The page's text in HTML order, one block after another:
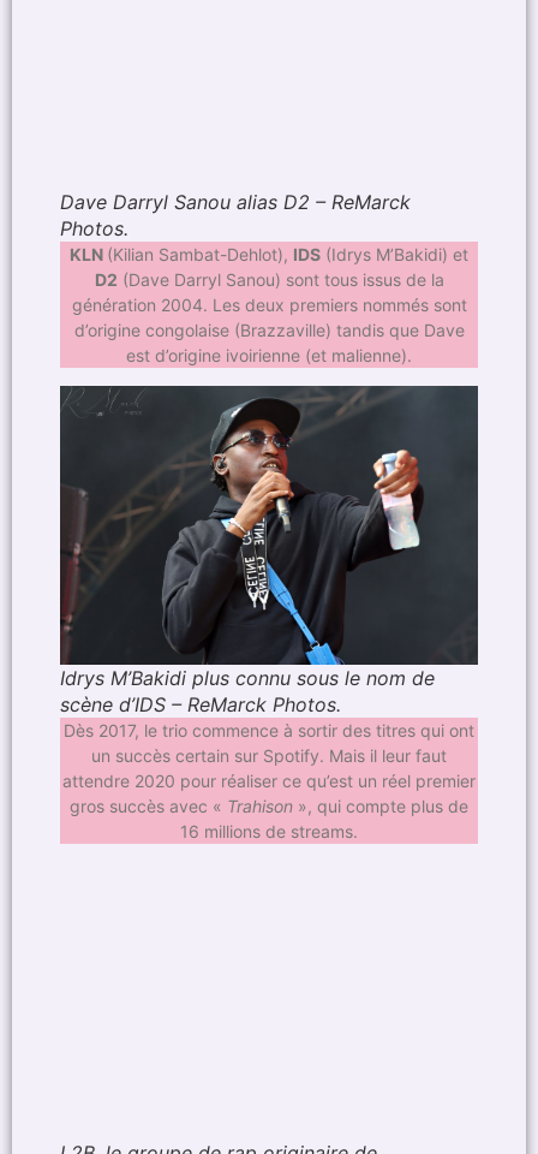
Dave Darryl Sanou alias D2 – ReMarck
Photos.
KLN (Kilian Sambat-Dehlot), IDS (Idrys M’Bakidi) et
D2 (Dave Darryl Sanou) sont tous issus de la
génération 2004. Les deux premiers nommés sont
d’origine congolaise (Brazzaville) tandis que Dave
est d’origine ivoirienne (et malienne).
Idrys M’Bakidi plus connu sous le nom de
scène d’IDS – ReMarck Photos.
Dès 2017, le trio commence à sortir des titres qui ont
un succès certain sur Spotify. Mais il leur faut
attendre 2020 pour réaliser ce qu’est un réel premier
gros succès avec « Trahison », qui compte plus de
16 millions de streams.